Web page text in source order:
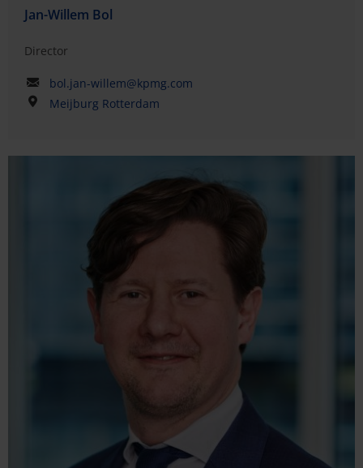
Jan-Willem Bol
Director
bol.jan-willem@kpmg.com
Meijburg Rotterdam